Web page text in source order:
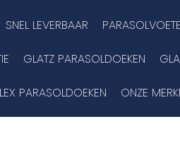
SNEL LEVERBAAR
GLATZ PARASOLDOEKEN
PARASOLDOEKEN ONZE